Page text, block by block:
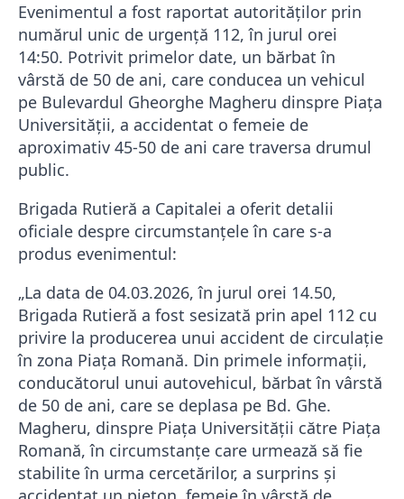
Evenimentul a fost raportat autorităților prin
numărul unic de urgență 112, în jurul orei
14:50. Potrivit primelor date, un bărbat în
vârstă de 50 de ani, care conducea un vehicul
pe Bulevardul Gheorghe Magheru dinspre Piața
Universității, a accidentat o femeie de
aproximativ 45-50 de ani care traversa drumul
public.
Brigada Rutieră a Capitalei a oferit detalii
oficiale despre circumstanțele în care s-a
produs evenimentul:
„La data de 04.03.2026, în jurul orei 14.50,
Brigada Rutieră a fost sesizată prin apel 112 cu
privire la producerea unui accident de circulație
în zona Piața Romană. Din primele informații,
conducătorul unui autovehicul, bărbat în vârstă
de 50 de ani, care se deplasa pe Bd. Ghe.
Magheru, dinspre Piața Universității către Piața
Romană, în circumstanțe care urmează să fie
stabilite în urma cercetărilor, a surprins și